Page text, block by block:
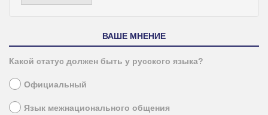
ВАШЕ МНЕНИЕ
Какой статус должен быть у русского языка?
Официальный
Язык межнационального общения